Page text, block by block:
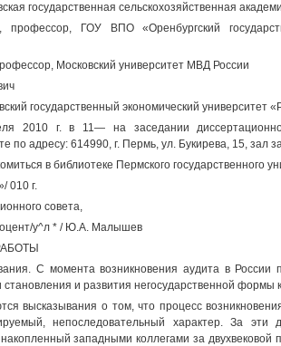
государственная сельскохозяйственная
профессор, ГОУ ВПО «Оренбургский
Московский университет МВД России
государственный экономический университет
2010 г. в 11— на заседании
по адресу: 614990, г. Пермь, ул. Букирева, 15, зал
в библиотеке Пермского государственного
010 г.
совета,
у^л * / Ю.А. Малышев
С момента возникновения аудита в
и развития негосударственной формы
высказывания о том, что процесс
непоследовательный характер. За эти
западными коллегами за двухвековой